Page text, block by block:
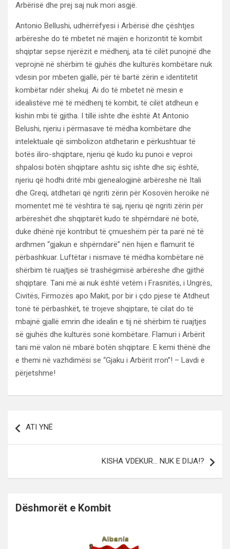
Arbërisë dhe prej saj nuk mori asgjë.
Antonio Bellushi, udhërrëfyesi i Arbërisë dhe çështjes
arbëreshe do të mbetet në majën e horizontit të kombit
shqiptar sepse njerëzit e mëdhenj, ata të cilët punojnë dhe
veprojnë në shërbim të gjuhës dhe kulturës kombëtare nuk
vdesin por mbeten gjallë, për të bartë zërin e identitetit
kombëtar ndër shekuj. Ai do të mbetet në mesin e
idealistëve më të mëdhenj të kombit, të cilët atdheun e
kishin mbi të gjitha. I tillë ishte dhe është At Antonio
Belushi, njeriu i përmasave të mëdha kombëtare dhe
intelektuale që simbolizon atdhetarin e përkushtuar të
botës iliro-shqiptare, njeriu që kudo ku punoi e veproi
shpalosi botën shqiptare ashtu siç ishte dhe siç është,
njeriu që hodhi dritë mbi gjenealogjinë arbëreshe në Itali
dhe Greqi, atdhetari që ngriti zërin për Kosovën heroike në
momentet më të vështira të saj, njeriu që ngriti zërin për
arbëreshët dhe shqiptarët kudo të shpërndarë në botë,
duke dhënë një kontribut të çmueshëm për ta parë në të
ardhmen “gjakun e shpërndarë” nën hijen e flamurit të
përbashkuar. Luftëtar i nismave të mëdha kombëtare në
shërbim të ruajtjes së trashëgimisë arbëreshe dhe gjithë
shqiptare. Tani më ai nuk është vetëm i Frasnitës, i Ungrës,
Civitës, Firmozës apo Makit, por bir i çdo pjese të Atdheut
tonë të përbashkët, të trojeve shqiptare, të cilat do të
mbajnë gjallë emrin dhe idealin e tij në shërbim të ruajtjes
së gjuhës dhe kulturës sonë kombëtare. Flamuri i Arbërit
tani më valon në mbarë botën shqiptare. E kemi thënë dhe
e themi në vazhdimësi se “Gjaku i Arbërit rron”! – Lavdi e
përjetshme!
te
ATI YNË
KISHA VDEKUR… NUK E DIJA!?
Dëshmorët e Kombit